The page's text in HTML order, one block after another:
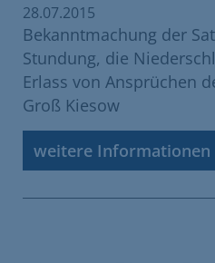
28.07.2015
Bekanntmachung der
Stundung, die
Erlass von Ansprüchen
Groß Kiesow
weitere Informationen